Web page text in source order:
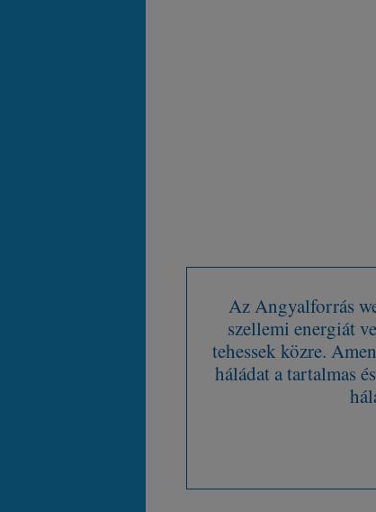
Az Angyalforrás
szellemi energiát
tehessek közre.
háládat a tartalmas